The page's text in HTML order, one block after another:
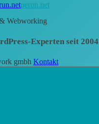
perun.net
Webworking
Experten seit 2004
gmbh Kontakt